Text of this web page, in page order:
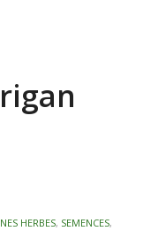
HERBES, SEMENCES,